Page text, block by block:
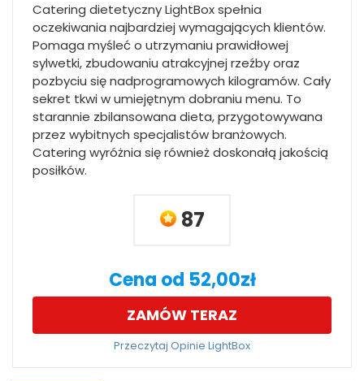
Catering dietetyczny LightBox spełnia
oczekiwania najbardziej wymagających klientów.
Pomaga myśleć o utrzymaniu prawidłowej
sylwetki, zbudowaniu atrakcyjnej rzeźby oraz
pozbyciu się nadprogramowych kilogramów. Cały
sekret tkwi w umiejętnym dobraniu menu. To
starannie zbilansowana dieta, przygotowywana
przez wybitnych specjalistów branżowych.
Catering wyróżnia się również doskonałą jakością
posiłków.
87
Cena od 52,00zł
ZAMÓW TERAZ
Przeczytaj Opinie LightBox